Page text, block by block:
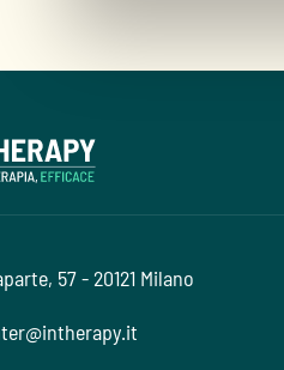
57 - 20121 Milano